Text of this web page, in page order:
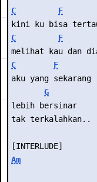
C
F
kini ku bisa
C
F
melihat kau dan
C
F
aku yang sekarang
G
lebih bersinar
tak terkalahkan..
[INTERLUDE]
Am